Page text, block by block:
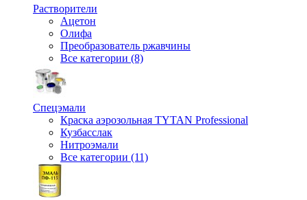
Растворители
Ацетон
Олифа
Преобразователь ржавчины
Все категории (8)
Спецэмали
Краска аэрозольная TYTAN Professional
Кузбасслак
Нитроэмали
Все категории (11)